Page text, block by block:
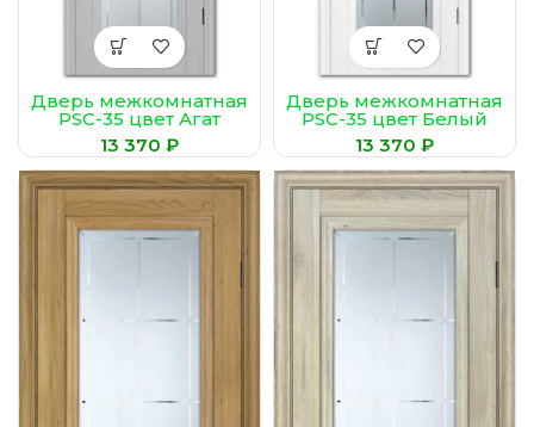
Дверь межкомнатная
PSC-35 цвет Агат
(Сатинат,
гравированное)
₽
Дверь межкомнатная
PSC-35 цвет Белый
(Сатинат,
гравированное)
₽